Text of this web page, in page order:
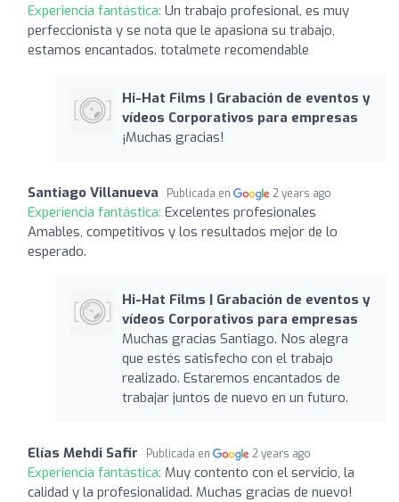
Experiencia fantástica: Un trabajo profesional, es muy
perfeccionista y se nota que le apasiona su trabajo,
estamos encantados. totalmete recomendable
Hi-Hat Films | Grabación de eventos y
vídeos Corporativos para empresas
¡Muchas gracias!
Santiago Villanueva Publicada en 2 years ago
Experiencia fantástica: Excelentes profesionales
Amables, competitivos y los resultados mejor de lo
esperado.
Hi-Hat Films | Grabación de eventos y
vídeos Corporativos para empresas
Muchas gracias Santiago. Nos alegra
que estés satisfecho con el trabajo
realizado. Estaremos encantados de
trabajar juntos de nuevo en un futuro.
Elías Mehdi Safir Publicada en 2 years ago
Experiencia fantástica: Muy contento con el servicio, la
calidad y la profesionalidad. Muchas gracias de nuevo!